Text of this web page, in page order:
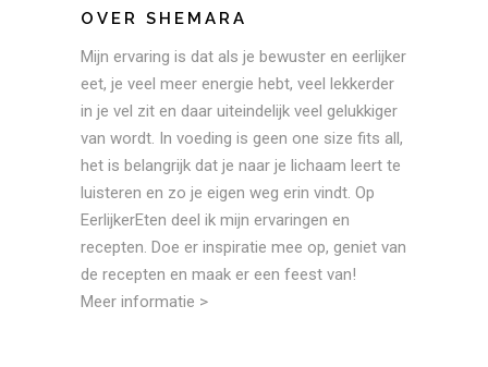
OVER SHEMARA
Mijn ervaring is dat als je bewuster en eerlijker
eet, je veel meer energie hebt, veel lekkerder
in je vel zit en daar uiteindelijk veel gelukkiger
van wordt. In voeding is geen one size fits all,
het is belangrijk dat je naar je lichaam leert te
luisteren en zo je eigen weg erin vindt. Op
EerlijkerEten deel ik mijn ervaringen en
recepten. Doe er inspiratie mee op, geniet van
de recepten en maak er een feest van!
Meer informatie >